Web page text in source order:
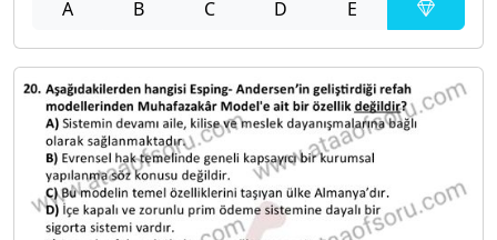
A B C D E